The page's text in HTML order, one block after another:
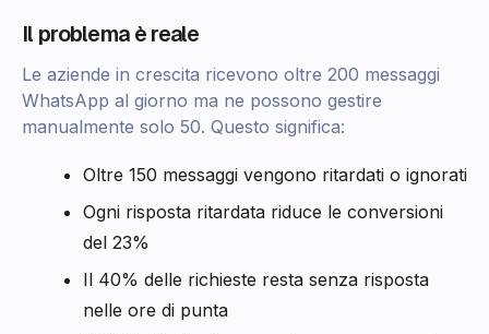
Il problema è reale
Le aziende in crescita ricevono oltre 200 messaggi
WhatsApp al giorno ma ne possono gestire
manualmente solo 50. Questo significa:
Oltre 150 messaggi vengono ritardati o ignorati
Ogni risposta ritardata riduce le conversioni
del 23%
Il 40% delle richieste resta senza risposta
nelle ore di punta